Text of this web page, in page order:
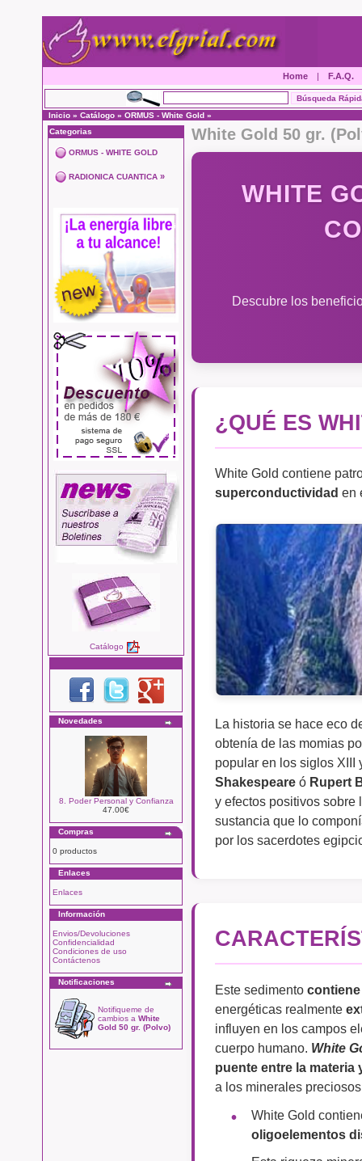
Home | F.A.Q.
Inicio » Catálogo » ORMUS - White Gold »
Categorias
ORMUS - WHITE GOLD
RADIONICA CUANTICA »
Catálogo
Novedades
8. Poder Personal y Confianza
47.00€
Compras
0 productos
Enlaces
Enlaces
Información
Envios/Devoluciones
Confidencialidad
Condiciones de uso
Contáctenos
Notificaciones
Notifiqueme de
cambios a White
Gold 50 gr. (Polvo)
White Gold 50 gr.
WHITE
Descubre los
¿QUÉ ES
White Gold contiene
superconductividad en
La historia se hace eco
obtenía de las momias
popular en los siglos
Shakespeare ó Rupert
y efectos positivos sobre
sustancia que lo
por los sacerdotes
Este sedimento
energéticas realmente
influyen en los campos
cuerpo humano. White
puente entre la materia
a los minerales
White Gold
oligoelementos